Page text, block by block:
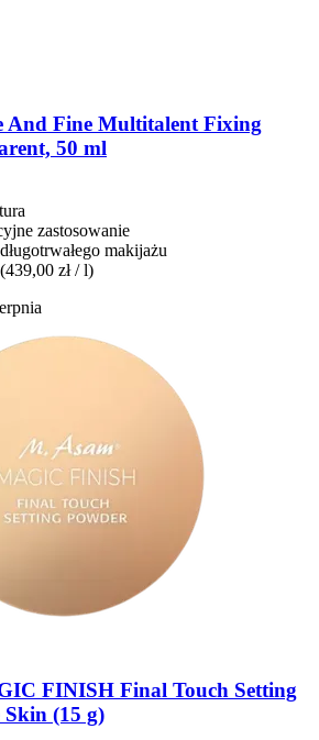
And Fine Multitalent Fixing
50 ml
zastosowanie
makijażu
(439,00 zł / l)
FINISH Final Touch Setting
Skin (15 g)